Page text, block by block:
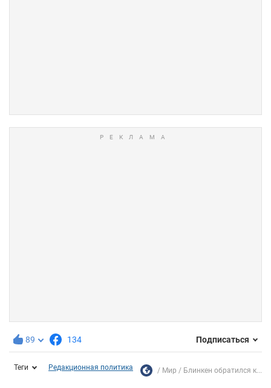
89 134 Подписаться
Теги Редакционная политика Мир Блинкен обратился к...